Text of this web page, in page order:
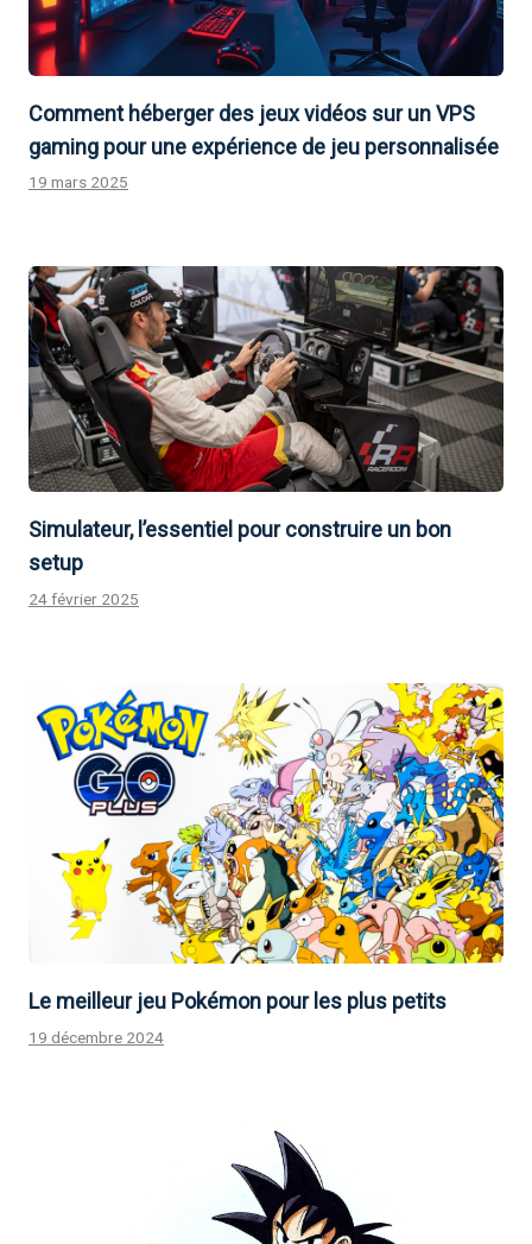
Comment héberger des jeux vidéos sur un VPS
gaming pour une expérience de jeu personnalisée
19 mars 2025
Simulateur, l’essentiel pour construire un bon
setup
24 février 2025
Le meilleur jeu Pokémon pour les plus petits
19 décembre 2024